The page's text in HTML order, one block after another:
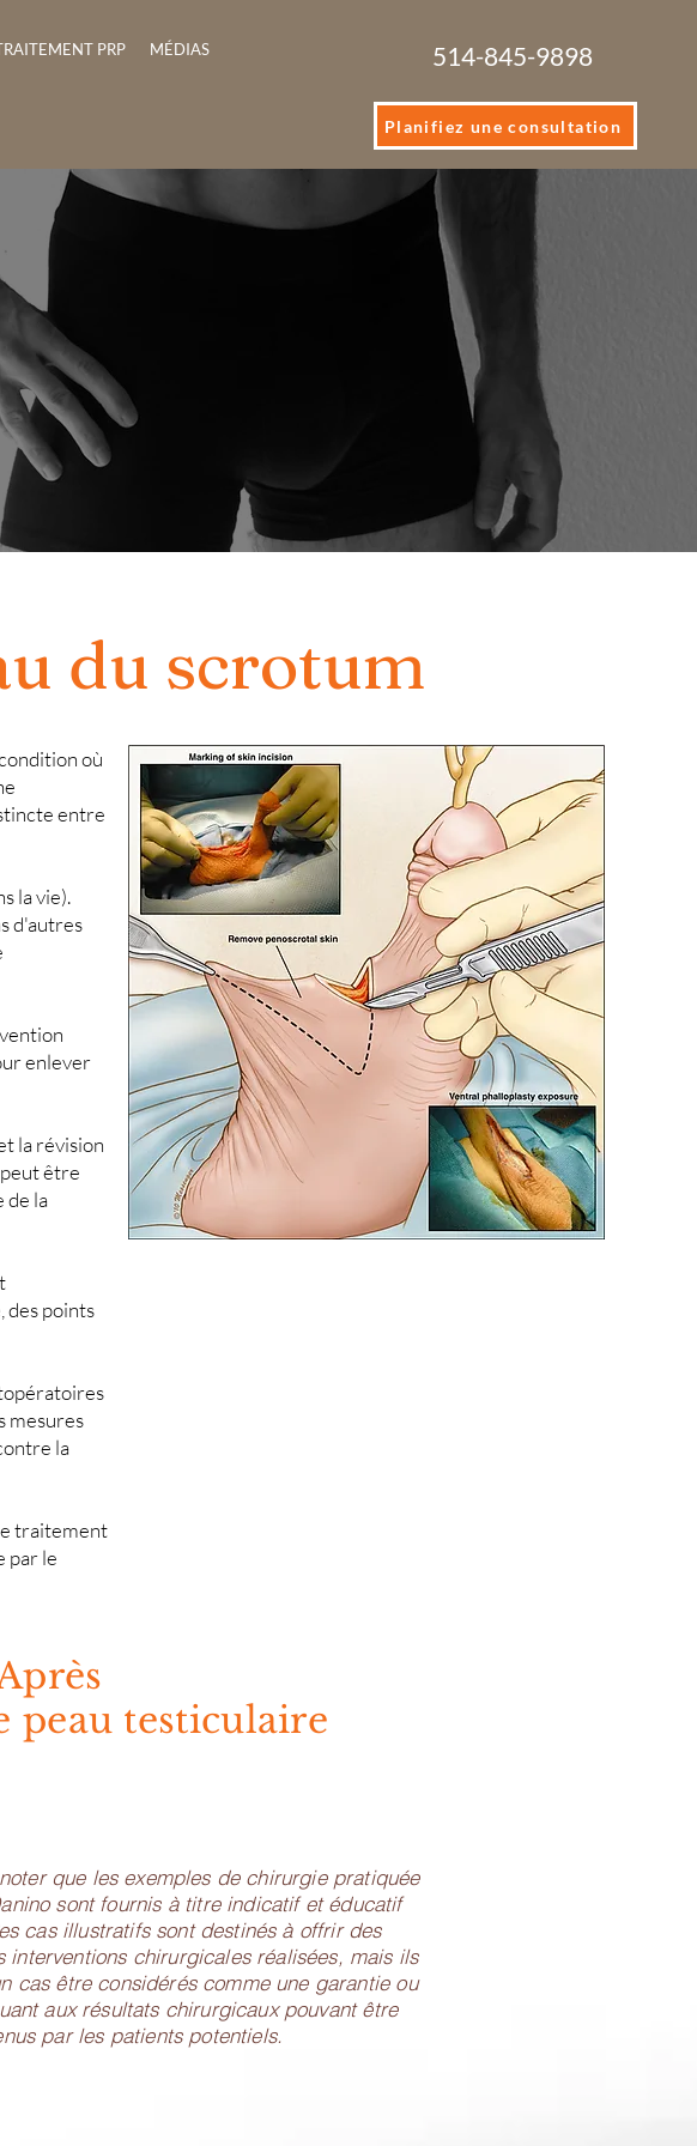
PRP MÉDIAS 514-845-9898
Planifiez une consultation
du scrotum
où
entre
la vie).
d'autres
enlever
la révision
être
de la
des points
mesures
la
traitement
par le
peau testiculaire
que les exemples de chirurgie pratiquée
sont fournis à titre indicatif et éducatif
cas illustratifs sont destinés à offrir des
interventions chirurgicales réalisées, mais ils
cas être considérés comme une garantie ou
aux résultats chirurgicaux pouvant être
par les patients potentiels.